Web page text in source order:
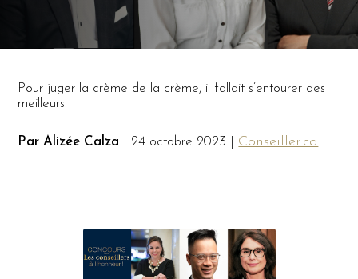
Pour juger la crème de la crème, il fallait s’entourer des
meilleurs.
Par Alizée Calza | 24 octobre 2023 | Conseiller.ca